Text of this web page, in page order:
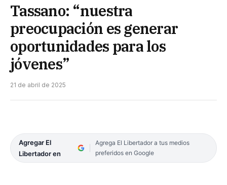
Tassano: “nuestra
preocupación es generar
oportunidades para los
jóvenes”
21 de abril de 2025
Agregar El
Libertador en
Agrega El Libertador a tus medios
preferidos en Google